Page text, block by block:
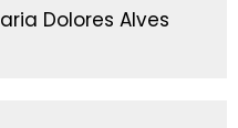
Dolores Alves